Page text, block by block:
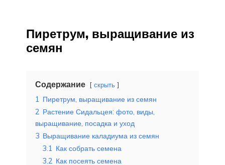
Пиретрум, выращивание из
семян
Содержание скрыть
1 Пиретрум, выращивание из семян
2 Растение Сидальцея: фото, виды,
выращивание, посадка и уход
3 Выращивание каладиума из семян
3.1 Как собрать семена
3.2 Как посеять семена